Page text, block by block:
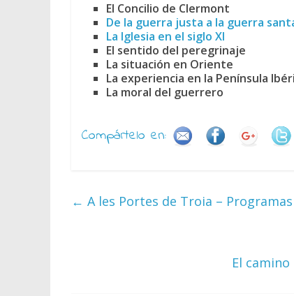
El Concilio de Clermont
De la guerra justa a la guerra
La Iglesia en el siglo XI
El sentido del peregrinaje
La situación en Oriente
La experiencia en la Península
La moral del guerrero
Compártelo en:
← A les Portes de Troia –
El